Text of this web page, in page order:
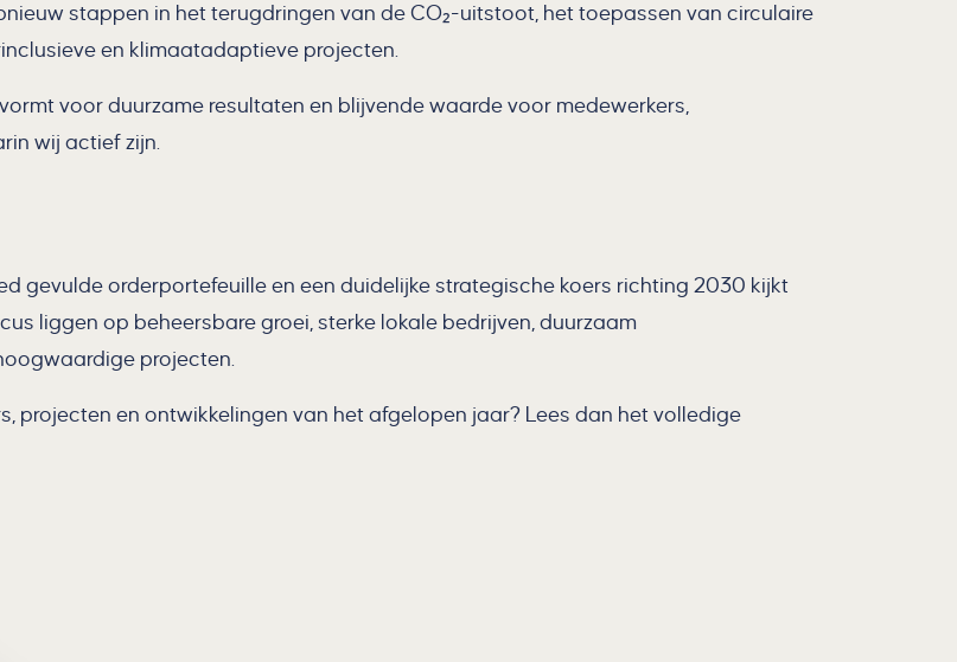
stappen in het terugdringen van de CO₂-uitstoot, het toepassen van circulaire
en klimaatadaptieve projecten.
voor duurzame resultaten en blijvende waarde voor medewerkers,
wij actief zijn.
gevulde orderportefeuille en een duidelijke strategische koers richting 2030 kijkt
liggen op beheersbare groei, sterke lokale bedrijven, duurzaam
projecten.
projecten en ontwikkelingen van het afgelopen jaar? Lees dan het volledige